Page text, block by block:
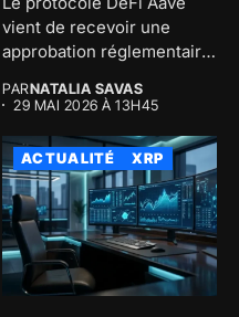
vient de recevoir une
approbation réglementaire
PARNATALIA SAVAS
29 MAI 2026 À 13H45
ACTUALITÉ XRP